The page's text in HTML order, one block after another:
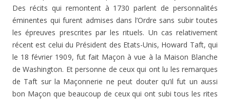
Des récits qui remontent à 1730 parlent de personnalités
éminentes qui furent admises dans l’Ordre sans subir toutes
les épreuves prescrites par les rituels. Un cas relativement
récent est celui du Président des Etats-Unis, Howard Taft, qui
le 18 février 1909, fut fait Maçon à vue à la Maison Blanche
de Washington. Et personne de ceux qui ont lu les remarques
de Taft sur la Maçonnerie ne peut douter qu’il fut un aussi
bon Maçon que beaucoup de ceux qui ont subi tous les rites